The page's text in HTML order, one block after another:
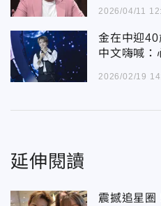
2026/04/11
金在中迎
中文嗨喊：
2026/02/19
延伸閱讀
震撼追星